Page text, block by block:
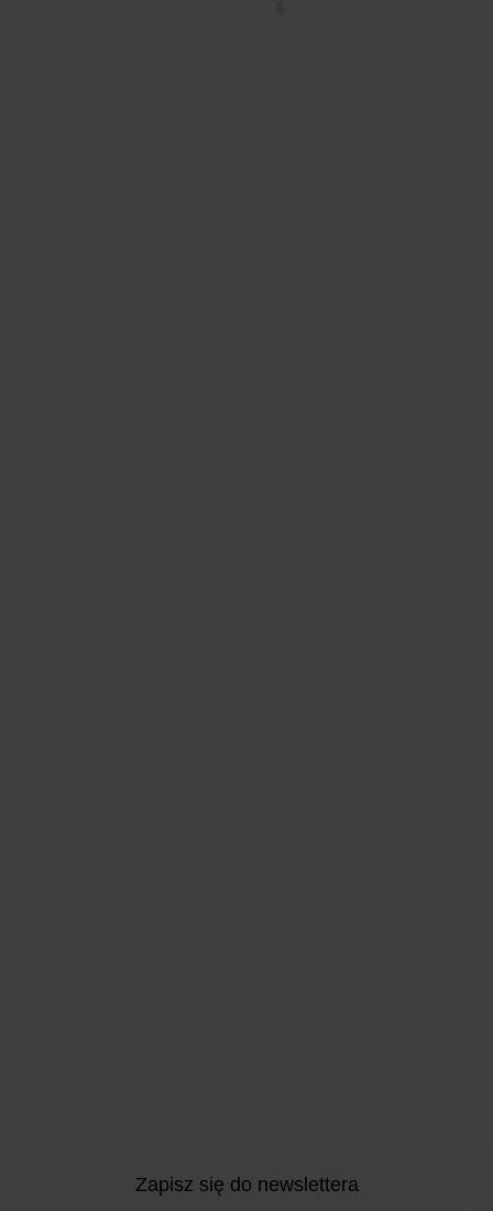
Zapisz się do newslettera